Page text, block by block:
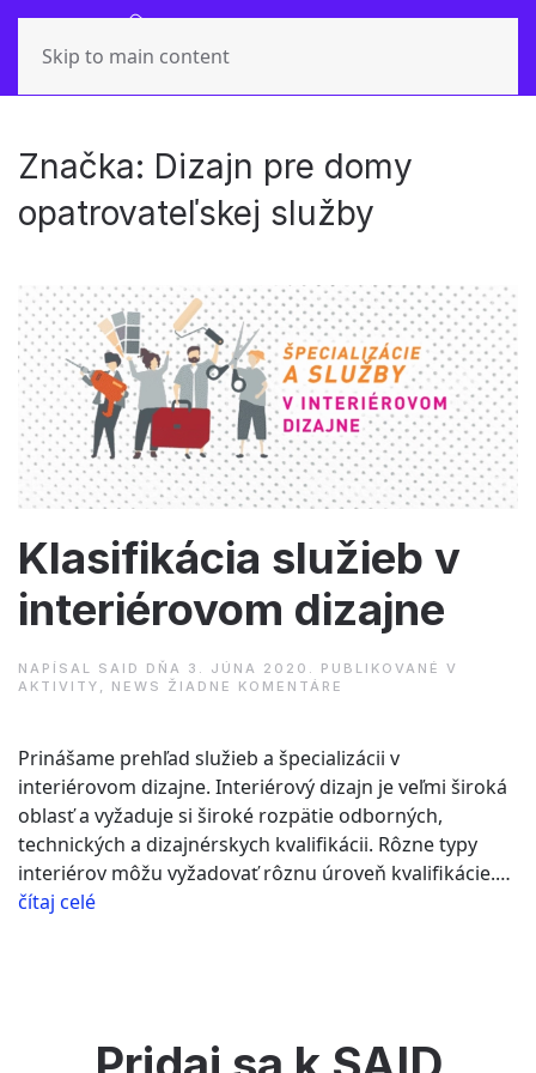
Skip to main content
Značka: Dizajn pre domy
opatrovateľskej služby
Klasifikácia služieb v
interiérovom dizajne
NAPÍSAL SAID DŇA 3. JÚNA 2020 . PUBLIKOVANÉ V
AKTIVITY , NEWS ŽIADNE KOMENTÁRE
INTERIÉROVOM
Prinášame prehľad služieb a špecializácii v
interiérovom dizajne. Interiérový dizajn je veľmi široká
oblasť a vyžaduje si široké rozpätie odborných,
technických a dizajnérskych kvalifikácii. Rôzne typy
interiérov môžu vyžadovať rôznu úroveň kvalifikácie.…
čítaj celé“Klasifikácia